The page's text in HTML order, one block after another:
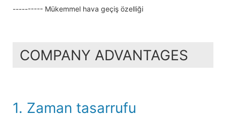
---------- Mükemmel hava geçiş özelliği
COMPANY ADVANTAGES
1. Zaman tasarrufu